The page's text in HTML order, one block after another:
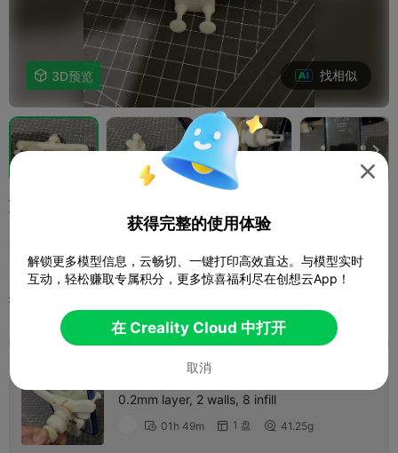
 3D预览 找相似

车载出风口手机夹自动加紧
打印配置 (1)
全部 K2 Plus K2 Pro K2 K2 SE
0.2mm layer, 2 walls, 8 infill
 01h 49m  1 盘  41.25g

获得完整的使用体验
解锁更多模型信息，云畅切、一键打印高效直达。与模型实时
互动，轻松赚取专属积分，更多惊喜福利尽在创想云App！
在 Creality Cloud 中打开
取消